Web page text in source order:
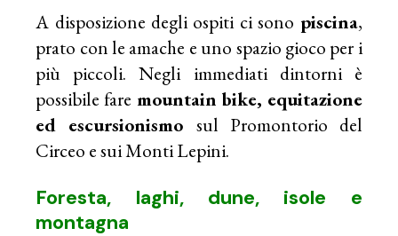
A disposizione degli ospiti ci sono piscina,
prato con le amache e uno spazio gioco per i
più piccoli. Negli immediati dintorni è
possibile fare mountain bike, equitazione
ed escursionismo sul Promontorio del
Circeo e sui Monti Lepini.
Foresta, laghi, dune, isole e
montagna